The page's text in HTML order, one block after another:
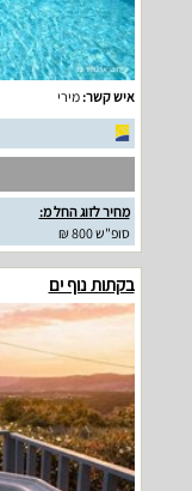
איש קשר:מירי
מחיר לזוג החל מ:
סופ"ש 800 ₪
בקתות נוף ים